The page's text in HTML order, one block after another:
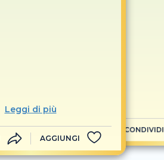
Leggi di più
AGGIUNGI
CONDIVIDI